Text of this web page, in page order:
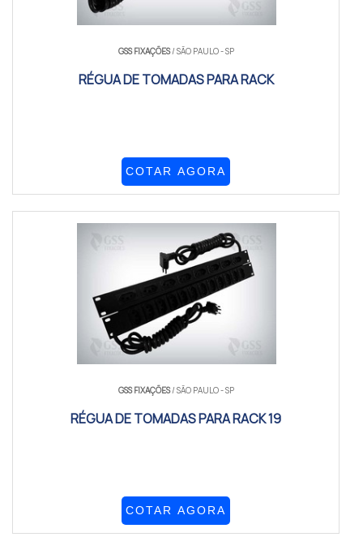
GSS FIXAÇÕES/ SÃO PAULO - SP
RÉGUA DE TOMADAS PARA RACK
COTAR AGORA
GSS FIXAÇÕES/ SÃO PAULO - SP
RÉGUA DE TOMADAS PARA RACK 19
COTAR AGORA